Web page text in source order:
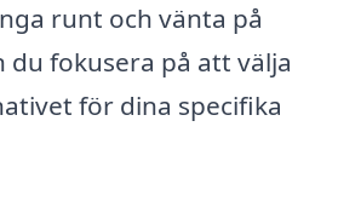
runt och vänta på
du fokusera på att välja
för dina specifika